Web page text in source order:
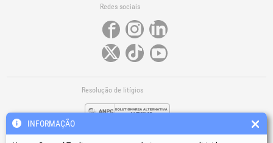
Redes sociais
Resolução de litígios
INFORMAÇÃO